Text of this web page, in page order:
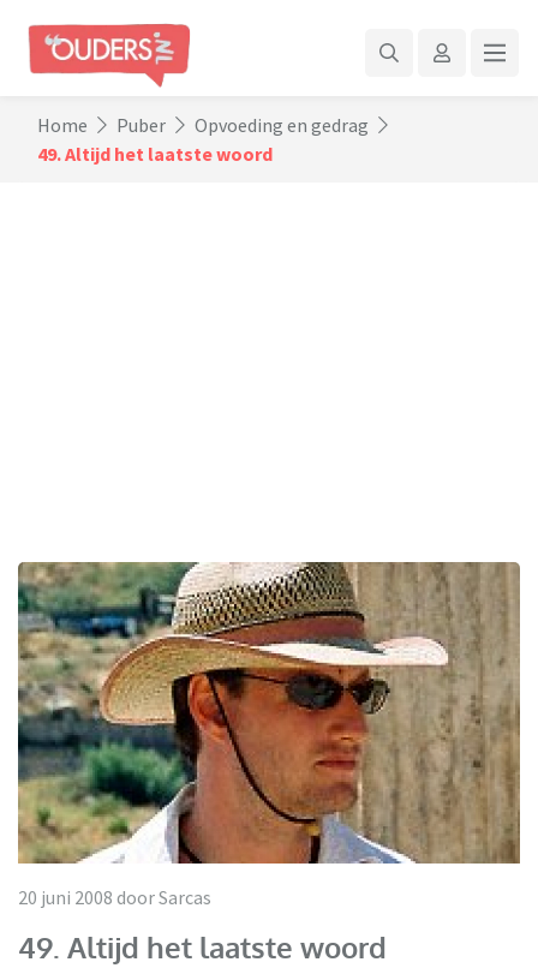
Home Puber
Opvoeding en gedrag
49. Altijd het laatste woord
20 juni 2008 door Sarcas
49. Altijd het laatste woord